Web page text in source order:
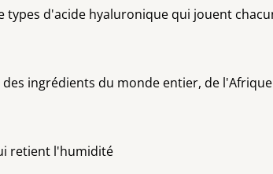
d'acide hyaluronique qui jouent
ingrédients du monde entier, de
retient l'humidité